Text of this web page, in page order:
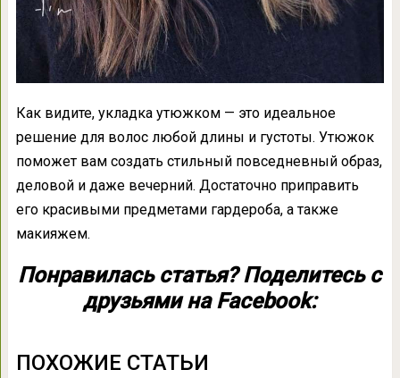
Как видите, укладка утюжком — это идеальное
решение для волос любой длины и густоты. Утюжок
поможет вам создать стильный повседневный образ,
деловой и даже вечерний. Достаточно приправить
его красивыми предметами гардероба, а также
макияжем.
Понравилась статья? Поделитесь с
друзьями на Facebook:
ПОХОЖИЕ СТАТЬИ